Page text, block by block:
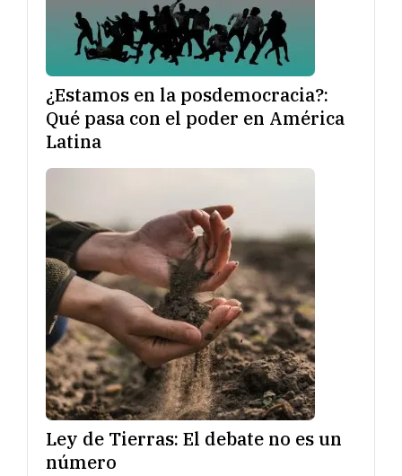
¿Estamos en la posdemocracia?:
Qué pasa con el poder en América
Latina
Ley de Tierras: El debate no es un
número